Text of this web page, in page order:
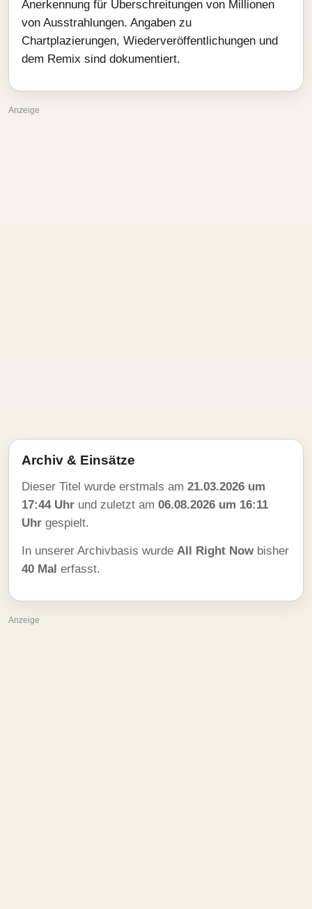
Anerkennung für Überschreitungen von Millionen
von Ausstrahlungen. Angaben zu
Chartplazierungen, Wiederveröffentlichungen und
dem Remix sind dokumentiert.
Anzeige
Archiv & Einsätze
Dieser Titel wurde erstmals am 21.03.2026 um
17:44 Uhr und zuletzt am 06.08.2026 um 16:11
Uhr gespielt.
In unserer Archivbasis wurde All Right Now bisher
40 Mal erfasst.
Anzeige